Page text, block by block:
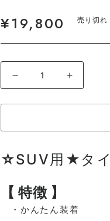
通常価格
¥19,800 売り切れ
instaGO クロス
☆SUV用 ★ タ
【 特徴 】
・かんたん装着